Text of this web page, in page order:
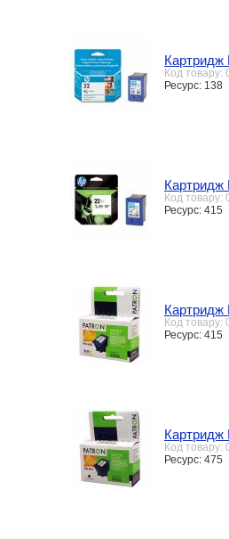
Картридж
Код товару:
Ресурс: 138
Картридж
Код товару:
Ресурс: 415
Картридж
Код товару:
Ресурс: 415
Картридж
Код товару:
Ресурс: 475